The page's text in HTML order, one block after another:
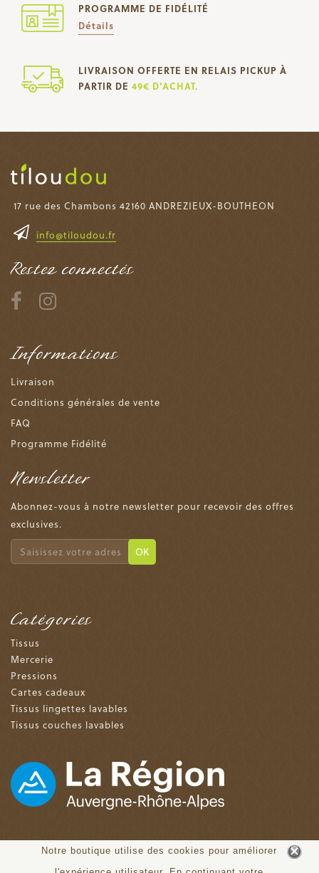
Notre boutique utilise des cookies pour améliorer
PROGRAMME DE FIDÉLITÉ
Détails
LIVRAISON OFFERTE EN RELAIS PICKUP À
PARTIR DE 49€ D'ACHAT.
17 rue des Chambons 42160 ANDREZIEUX-BOUTHEON
info@tiloudou.fr
Restez connectés
Informations
Livraison
Conditions générales de vente
FAQ
Programme Fidélité
Newsletter
Abonnez-vous à notre newsletter pour recevoir des offres
exclusives.
OK
Catégories
Tissus
Mercerie
Pressions
Cartes cadeaux
Tissus lingettes lavables
Tissus couches lavables
4.9 sur 5 (153 avis)